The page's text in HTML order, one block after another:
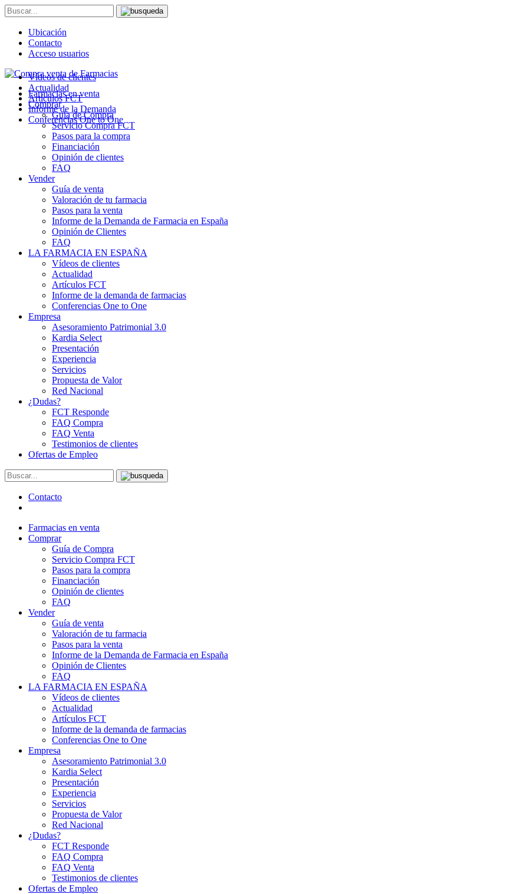
Ubicación
Contacto
Acceso usuarios
Farmacias en venta
Comprar
Guía de Compra
Servicio Compra FCT
Pasos para la compra
Financiación
Opinión de clientes
FAQ
Vender
Guía de venta
Valoración de tu farmacia
Pasos para la venta
Informe de la Demanda de Farmacia en España
Opinión de Clientes
FAQ
LA FARMACIA EN ESPAÑA
Vídeos de clientes
Actualidad
Artículos FCT
Informe de la demanda de farmacias
Conferencias One to One
Empresa
Asesoramiento Patrimonial 3.0
Kardia Select
Presentación
Experiencia
Servicios
Propuesta de Valor
Red Nacional
¿Dudas?
FCT Responde
FAQ Compra
FAQ Venta
Testimonios de clientes
Ofertas de Empleo
Contacto
Farmacias en venta
Comprar
Guía de Compra
Servicio Compra FCT
Pasos para la compra
Financiación
Opinión de clientes
FAQ
Vender
Guía de venta
Valoración de tu farmacia
Pasos para la venta
Informe de la Demanda de Farmacia en España
Opinión de Clientes
FAQ
LA FARMACIA EN ESPAÑA
Vídeos de clientes
Actualidad
Artículos FCT
Informe de la demanda de farmacias
Conferencias One to One
Empresa
Asesoramiento Patrimonial 3.0
Kardia Select
Presentación
Experiencia
Servicios
Propuesta de Valor
Red Nacional
¿Dudas?
FCT Responde
FAQ Compra
FAQ Venta
Testimonios de clientes
Ofertas de Empleo
Vídeos de clientes
Actualidad
Artículos FCT
Informe de la Demanda
Conferencias One to One